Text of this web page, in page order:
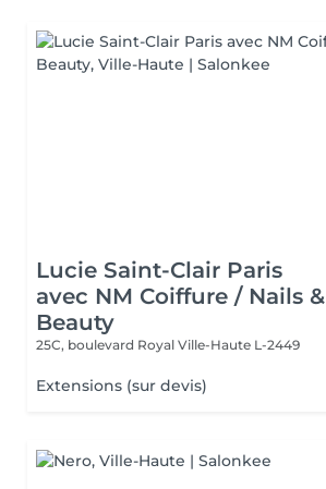
Lucie Saint-Clair Paris
avec NM Coiffure / Nails &
Beauty
25C, boulevard Royal Ville-Haute L-2449
Extensions (sur devis)